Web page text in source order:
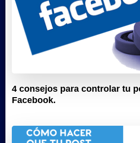
4 consejos para controlar tu
Facebook.